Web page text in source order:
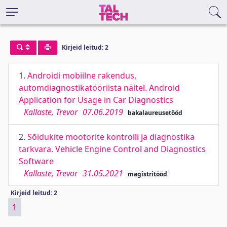
Kirjeid leitud: 2
1. Androidi mobiilne rakendus,
automdiagnostikatööriista näitel. Android
Application for Usage in Car Diagnostics
Kallaste, Trevor 07.06.2019 bakalaureusetööd
2. Sõidukite mootorite kontrolli ja diagnostika
tarkvara. Vehicle Engine Control and Diagnostics
Software
Kallaste, Trevor 31.05.2021 magistritööd
Kirjeid leitud: 2
1